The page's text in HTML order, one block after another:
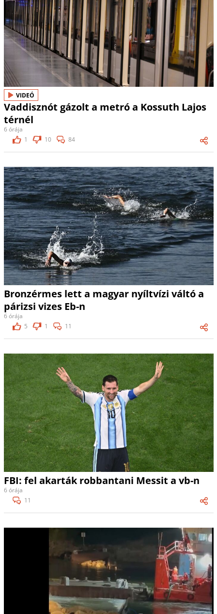
VIDEÓ
Vaddisznót gázolt a metró a Kossuth Lajos
térnél
6 órája
1
10 84
Bronzérmes lett a magyar nyíltvízi váltó a
párizsi vizes Eb-n
6 órája
5
1 11
FBI: fel akarták robbantani Messit a vb-n
6 órája
11